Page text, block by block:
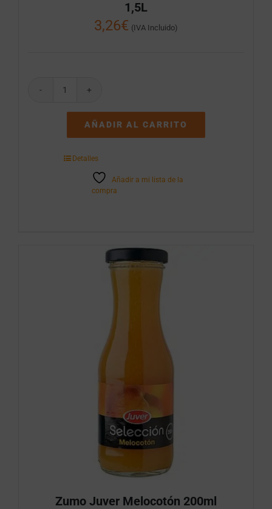
1,5L
3,26€ (IVA Incluido)
Agua
Botijo
Pack
6
AÑADIR AL CARRITO
Detalles
Añadir a mi lista de la
compra
Zumo Juver Melocotón 200ml